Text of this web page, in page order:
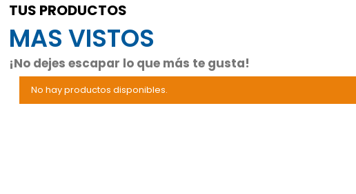
TUS PRODUCTOS
MAS VISTOS
¡No dejes escapar lo que más te gusta!
No hay productos disponibles.